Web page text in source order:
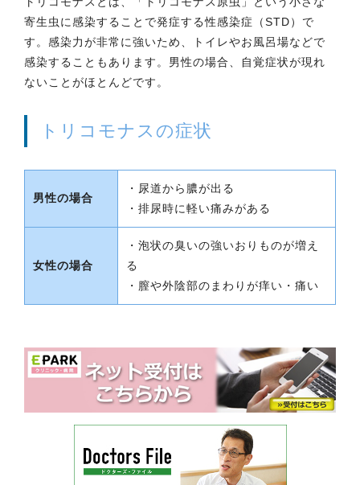
寄生虫に感染することで発症する性感染症（STD）で
す。感染力が非常に強いため、トイレやお風呂場などで
感染することもあります。男性の場合、自覚症状が現れ
ないことがほとんどです。
トリコモナスの症状
男性の場合
・尿道から膿が出る
・排尿時に軽い痛みがある
女性の場合
・泡状の臭いの強いおりものが増え
る
・膣や外陰部のまわりが痒い・痛い